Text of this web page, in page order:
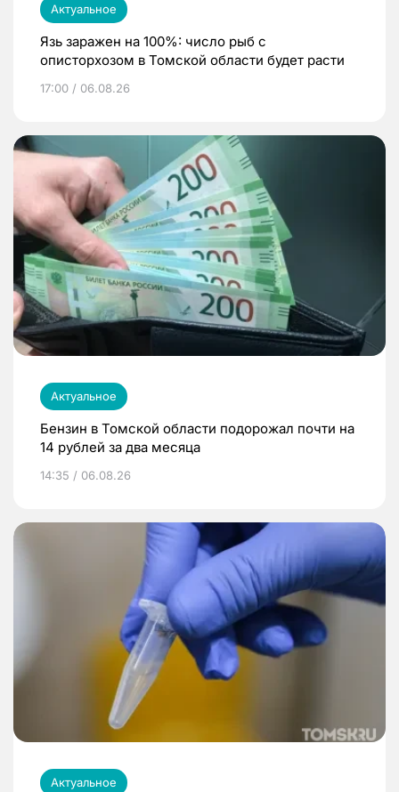
Актуальное
Язь заражен на 100%: число рыб с
описторхозом в Томской области будет расти
17:00 / 06.08.26
Актуальное
Бензин в Томской области подорожал почти на
14 рублей за два месяца
14:35 / 06.08.26
Актуальное